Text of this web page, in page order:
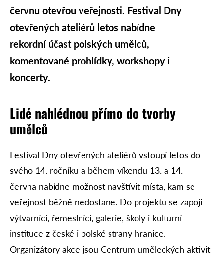
červnu otevřou veřejnosti. Festival Dny
otevřených ateliérů letos nabídne
rekordní účast polských umělců,
komentované prohlídky, workshopy i
koncerty.
Lidé nahlédnou přímo do tvorby
umělců
Festival Dny otevřených ateliérů vstoupí letos do
svého 14. ročníku a během víkendu 13. a 14.
června nabídne možnost navštívit místa, kam se
veřejnost běžně nedostane. Do projektu se zapojí
výtvarníci, řemeslníci, galerie, školy i kulturní
instituce z české i polské strany hranice.
Organizátory akce jsou Centrum uměleckých aktivit